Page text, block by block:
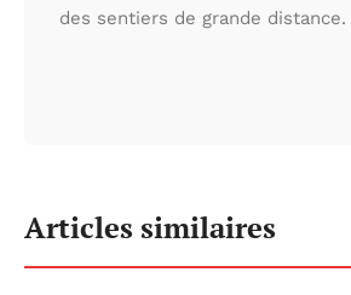
des sentiers de grande
Articles similaires